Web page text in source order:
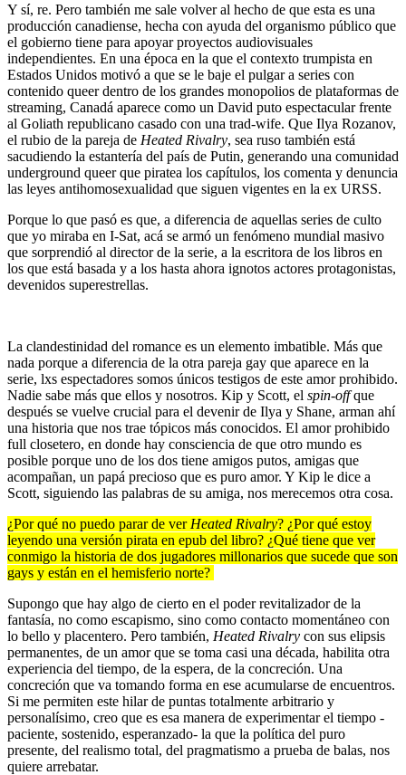
Y sí, re. Pero también me sale volver al hecho de que esta es una
producción canadiense, hecha con ayuda del organismo público que
el gobierno tiene para apoyar proyectos audiovisuales
independientes. En una época en la que el contexto trumpista en
Estados Unidos motivó a que se le baje el pulgar a series con
contenido queer dentro de los grandes monopolios de plataformas de
streaming, Canadá aparece como un David puto espectacular frente
al Goliath republicano casado con una trad-wife. Que Ilya Rozanov,
el rubio de la pareja de Heated Rivalry, sea ruso también está
sacudiendo la estantería del país de Putin, generando una comunidad
underground queer que piratea los capítulos, los comenta y denuncia
las leyes antihomosexualidad que siguen vigentes en la ex URSS.
Porque lo que pasó es que, a diferencia de aquellas series de culto
que yo miraba en I-Sat, acá se armó un fenómeno mundial masivo
que sorprendió al director de la serie, a la escritora de los libros en
los que está basada y a los hasta ahora ignotos actores protagonistas,
devenidos superestrellas.
La clandestinidad del romance es un elemento imbatible. Más que
nada porque a diferencia de la otra pareja gay que aparece en la
serie, lxs espectadores somos únicos testigos de este amor prohibido.
Nadie sabe más que ellos y nosotros. Kip y Scott, el spin-offque
después se vuelve crucial para el devenir de Ilya y Shane, arman ahí
una historia que nos trae tópicos más conocidos. El amor prohibido
full closetero, en donde hay consciencia de que otro mundo es
posible porque uno de los dos tiene amigos putos, amigas que
acompañan, un papá precioso que es puro amor. Y Kip le dice a
Scott, siguiendo las palabras de su amiga, nos merecemos otra cosa.
¿Por qué no puedo parar de ver Heated Rivalry? ¿Por qué estoy
leyendo una versión pirata en epub del libro? ¿Qué tiene que ver
conmigo la historia de dos jugadores millonarios que sucede que son
gays y están en el hemisferio norte?
Supongo que hay algo de cierto en el poder revitalizador de la
fantasía, no como escapismo, sino como contacto momentáneo con
lo bello y placentero. Pero también, Heated Rivalry con sus elipsis
permanentes, de un amor que se toma casi una década, habilita otra
experiencia del tiempo, de la espera, de la concreción. Una
concreción que va tomando forma en ese acumularse de encuentros.
Si me permiten este hilar de puntas totalmente arbitrario y
personalísimo, creo que es esa manera de experimentar el tiempo -
paciente, sostenido, esperanzado- la que la política del puro
presente, del realismo total, del pragmatismo a prueba de balas, nos
quiere arrebatar.